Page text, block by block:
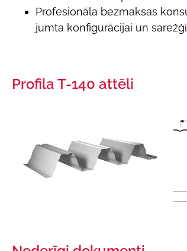
Profesionāla bezmaksas
jumta konfigurācijai un
Profila T-140 attēli